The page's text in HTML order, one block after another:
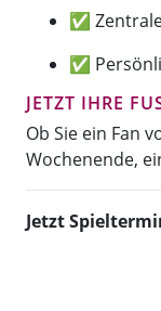
✅
✅
JETZT IHRE
Ob Sie ein Fan
Wochenende,
Jetzt